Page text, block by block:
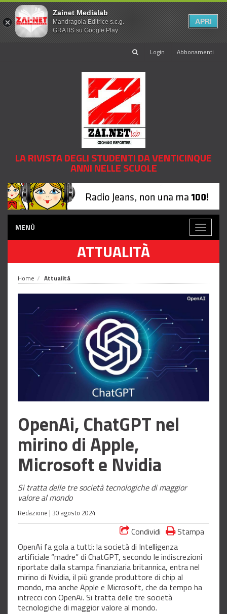
Login Abbonamenti
LA RIVISTA DEGLI STUDENTI DA VENTICINQUE
ANNI NELLE SCUOLE
MENÙ
Toggle
ATTUALITÀ
Home Attualità
OpenAi, ChatGPT nel
mirino di Apple,
Microsoft e Nvidia
Si tratta delle tre società tecnologiche di maggior
valore al mondo
Redazione | 30 agosto 2024
Condividi
Stampa
OpenAi fa gola a tutti: la società di Intelligenza
artificiale “madre” di ChatGPT, secondo le indiscrezioni
riportate dalla stampa finanziaria britannica, entra nel
mirino di Nvidia, il più grande produttore di chip al
mondo, ma anche Apple e Microsoft, che da tempo ha
intrecci con OpenAi. Si tratta delle tre società
tecnologiche di maggior valore al mondo.
Zainet Medialab
Mandragola Editrice s.c.g.
GRATIS su Google Play
APRI